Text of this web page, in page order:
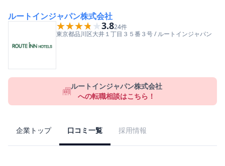
ルートインジャパン株式会社
★★★★★
★★★★★3.824件
東京都品川区大井１丁目３５番３号/ルートインジャパン
ルートインジャパン株式会社
への転職相談はこちら！
企業トップ 口コミ一覧 採用情報